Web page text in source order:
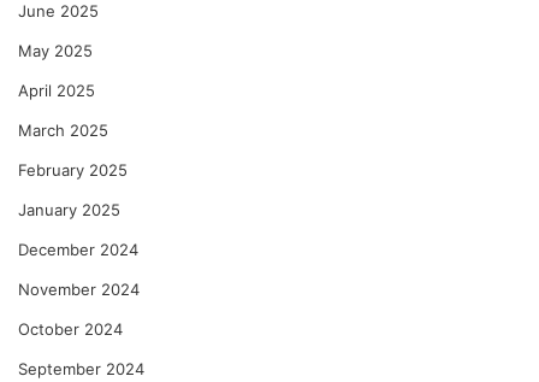
June 2025
May 2025
April 2025
March 2025
February 2025
January 2025
December 2024
November 2024
October 2024
September 2024